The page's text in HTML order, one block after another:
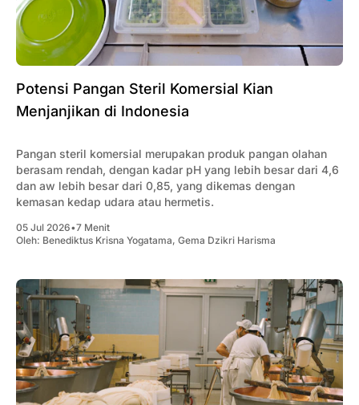
Potensi Pangan Steril Komersial Kian
Menjanjikan di Indonesia
Pangan steril komersial merupakan produk pangan olahan
berasam rendah, dengan kadar pH yang lebih besar dari 4,6
dan aw lebih besar dari 0,85, yang dikemas dengan
kemasan kedap udara atau hermetis.
05 Jul 2026•7 Menit
Oleh: Benediktus Krisna Yogatama, Gema Dzikri Harisma